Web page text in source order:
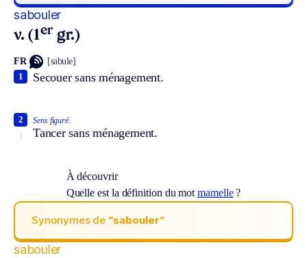
sabouler
v. (1er gr.)
FR [sabule]
Secouer sans ménagement.
1
Sens figuré.
Tancer sans ménagement.
2
À découvrir
Quelle est la définition du motmamelle?
Synonymes de “sabouler“
sabouler